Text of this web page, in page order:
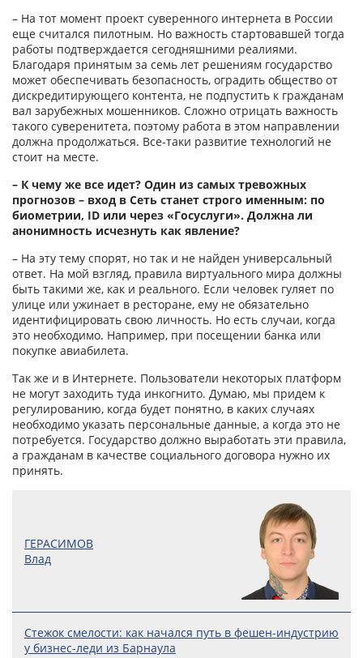
– На тот момент проект суверенного интернета в России
еще считался пилотным. Но важность стартовавшей тогда
работы подтверждается сегодняшними реа­лиями.
Благодаря принятым за семь лет решениям государство
может обеспечивать безопасность, оградить общество от
дискредитирующего контента, не подпустить к гражданам
вал зарубежных мошенников. Сложно отрицать важность
такого суверенитета, поэтому работа в этом направлении
должна продолжаться. Все-таки развитие технологий не
стоит на месте.
– К чему же все идет? Один из самых тревожных
прогнозов – вход в Сеть станет строго именным: по
биометрии, ID или через «Госуслуги». Должна ли
анонимность исчезнуть как явление?
– На эту тему спорят, но так и не найден универсальный
ответ. На мой взгляд, правила виртуального мира должны
быть такими же, как и реального. Если человек гуляет по
улице или ужинает в ресторане, ему не обязательно
идентифицировать свою личность. Но есть случаи, когда
это необходимо. Например, при посещении банка или
покупке авиабилета.
Так же и в Интернете. Пользователи некоторых платформ
не могут заходить туда инкогни­то. Думаю, мы придем к
регулированию, когда будет понятно, в каких случаях
необходимо указать персональные данные, а когда это не
потребуется. Государство должно выработать эти правила,
а гражданам в качестве социального договора нужно их
принять.
ГЕРАСИМОВ
Влад
Стежок смелости: как начался путь в фешен-индустрию
у бизнес-леди из Барнаула